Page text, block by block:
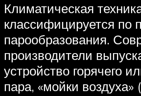
Климатическая
классифицируется по
парообразования.
производители
устройство горячего
пара, «мойки воздуха»